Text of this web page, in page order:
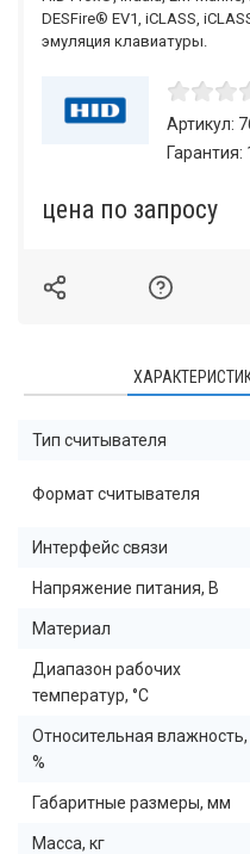
DESFire® EV1, iCLASS,
эмуляция клавиатуры.
Артикул:
по запросу
Тип считывателя
Формат считывателя
Интерфейс связи
Напряжение питания, В
Материал
Диапазон рабочих
температур, °C
Относительная влажность,
%
Габаритные размеры, мм
Масса, кг